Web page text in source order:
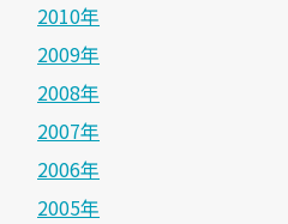
2010年
2009年
2008年
2007年
2006年
2005年